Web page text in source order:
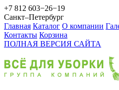
+7 812 603−26−19
Санкт–Петербург
Главная Каталог О компании
Контакты Корзина
ПОЛНАЯ ВЕРСИЯ САЙТА